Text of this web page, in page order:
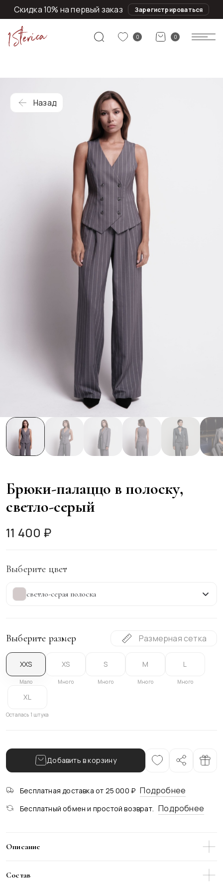
Скидка 10% на первый заказ Зарегистрироваться
0 0
Назад
Брюки-палаццо в полоску,
светло-серый
11 400 ₽
Выберите цвет
светло-серая полоска
Выберите размер Размерная сетка
XXS
Мало
XS
Много
S
Много
M
Много
L
Много
XL
Осталась 1 штука
Добавить в корзину
Бесплатная доставка от 25 000 ₽ Подробнее
Бесплатный обмен и простой возврат. Подробнее
Описание
безупречный крой - эти брюки-палаццо станут
воплощением лёгкости и элегантности в твоем гардеробе.
Состав